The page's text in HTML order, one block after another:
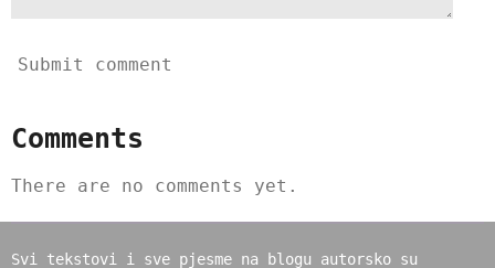
Submit comment
Comments
There are no comments yet.
Svi tekstovi i sve pjesme na blogu autorsko su